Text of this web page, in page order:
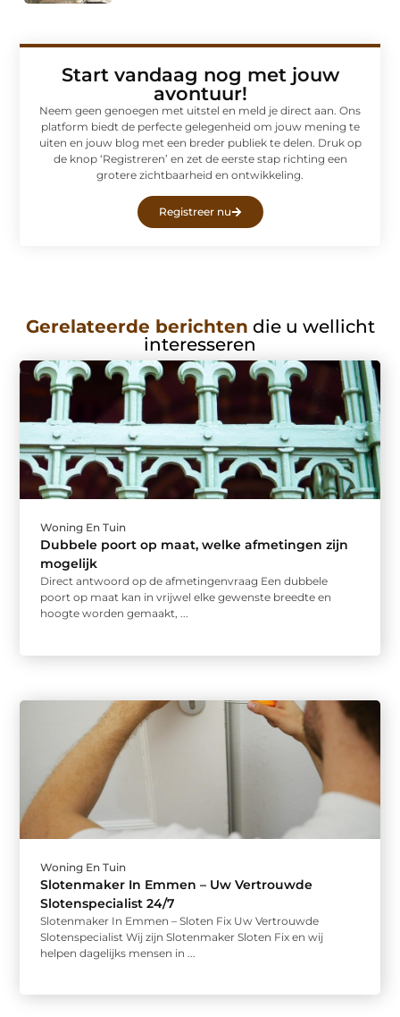
Start vandaag nog met jouw
avontuur!
Neem geen genoegen met uitstel en meld je direct aan. Ons
platform biedt de perfecte gelegenheid om jouw mening te
uiten en jouw blog met een breder publiek te delen. Druk op
de knop ‘Registreren’ en zet de eerste stap richting een
grotere zichtbaarheid en ontwikkeling.
Registreer nu
Gerelateerde berichten die u wellicht
interesseren
Woning En Tuin
Dubbele poort op maat, welke afmetingen zijn
mogelijk
Direct antwoord op de afmetingenvraag Een dubbele
poort op maat kan in vrijwel elke gewenste breedte en
hoogte worden gemaakt, ...
Woning En Tuin
Slotenmaker In Emmen – Uw Vertrouwde
Slotenspecialist 24/7
Slotenmaker In Emmen – Sloten Fix Uw Vertrouwde
Slotenspecialist Wij zijn Slotenmaker Sloten Fix en wij
helpen dagelijks mensen in ...